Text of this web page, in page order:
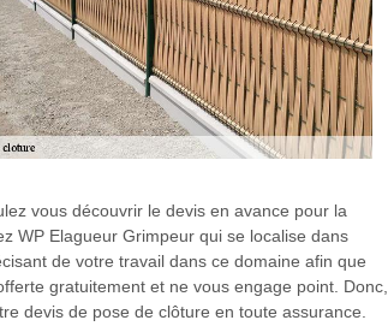
vous découvrir le devis en avance pour la
WP Elagueur Grimpeur qui se localise dans
de votre travail dans ce domaine afin que
gratuitement et ne vous engage point. Donc,
devis de pose de clôture en toute assurance.